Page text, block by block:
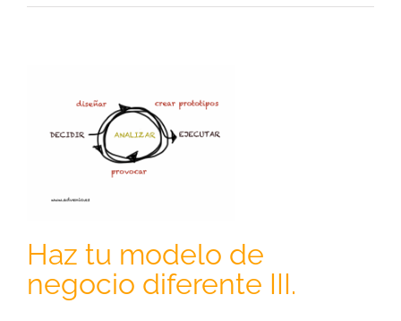
Haz tu modelo de
negocio diferente III.